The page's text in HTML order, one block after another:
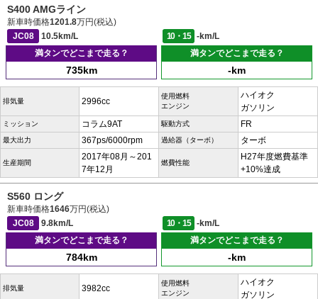
S400 AMGライン
新車時価格1201.8万円(税込)
JC08
10.5km/L 10・15
-km/L
満タンでどこまで走る？
735km
満タンでどこまで走る？
-km
排気量 2996cc
使用燃料
エンジン
ハイオク
ガソリン
ミッション コラム9AT 駆動方式 FR
最大出力 367ps/6000rpm 過給器（ターボ） ターボ
生産期間
2017年08月～201
7年12月
燃費性能
H27年度燃費基準
+10%達成
S560 ロング
新車時価格1646万円(税込)
JC08
9.8km/L 10・15
-km/L
満タンでどこまで走る？
784km
満タンでどこまで走る？
-km
排気量 3982cc
使用燃料
エンジン
ハイオク
ガソリン